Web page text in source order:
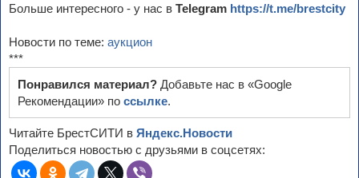
Больше интересного - у нас в Telegram https://t.me/brestcity
Новости по теме: аукцион
***
Понравился материал? Добавьте нас в «Google
Рекомендации» по ссылке.
Читайте БрестСИТИ в Яндекс.Новости
Поделиться новостью с друзьями в соцсетях: